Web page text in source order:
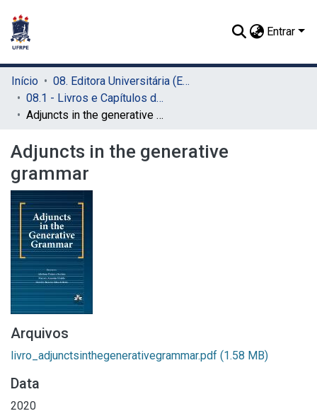
Entrar
Início
08. Editora Universitária (EDUFRPE)
08.1 - Livros e Capítulos de Livros (EDUFRPE)
Adjuncts in the generative grammar
Adjuncts in the generative
grammar
Arquivos
livro_adjunctsinthegenerativegrammar.pdf (1.58 MB)
Data
2020